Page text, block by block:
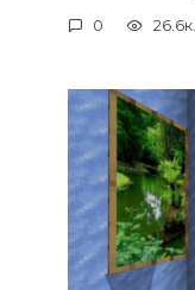
0 26.6к.